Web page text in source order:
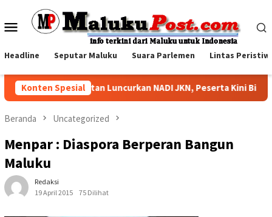
konten
Menu
Headline Seputar Maluku Suara Parlemen Lintas
Konten Spesial
BPJS Kesehatan Luncurkan NADI JKN, Peserta Kini Bisa
Beranda Uncategorized
Menpar : Diaspora Berperan Bangun
Maluku
Redaksi
19 April 2015
75 Dilihat